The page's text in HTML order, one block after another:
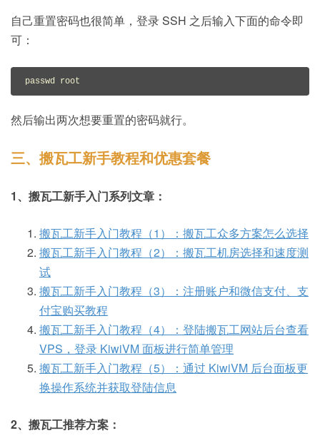
自己重置密码也很简单，登录 SSH 之后输入下面的命令即
可：
passwd root
然后输出两次想要重置的密码就行。
三、搬瓦工新手教程和优惠套餐
1、搬瓦工新手入门系列文章：
搬瓦工新手入门教程（1）：搬瓦工众多方案怎么选择
搬瓦工新手入门教程（2）：搬瓦工机房选择和速度测
试
搬瓦工新手入门教程（3）：注册账户和微信支付、支
付宝购买教程
搬瓦工新手入门教程（4）：登陆搬瓦工网站后台查看
VPS，登录 KiwiVM 面板进行简单管理
搬瓦工新手入门教程（5）：通过 KiwiVM 后台面板更
换操作系统并获取登陆信息
2、搬瓦工推荐方案：